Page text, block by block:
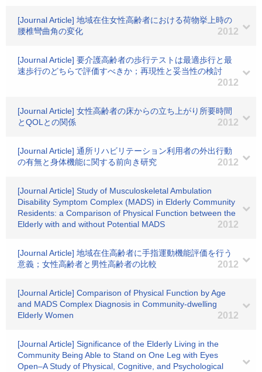
[Journal Article] 地域在住女性高齢者における荷物挙上時の
腰椎彎曲角の変化
2012
[Journal Article] 要介護高齢者の歩行テストは最適歩行と最
速歩行のどちらで評価すべきか；再現性と妥当性の検討
2012
[Journal Article] 女性高齢者の床からの立ち上がり所要時間
とQOLとの関係
2012
[Journal Article] 通所リハビリテーション利用者の外出行動
の有無と身体機能に関する前向き研究
2012
[Journal Article] Study of Musculoskeletal Ambulation
Disability Symptom Complex (MADS) in Elderly Community
Residents: a Comparison of Physical Function between the
Elderly with and without Potential MADS
2012
[Journal Article] 地域在住高齢者に手指運動機能評価を行う
意義；女性高齢者と男性高齢者の比較
2012
[Journal Article] Comparison of Physical Function by Age
and MADS Complex Diagnosis in Community-dwelling
Elderly Women
2012
[Journal Article] Significance of the Elderly Living in the
Community Being Able to Stand on One Leg with Eyes
Open–A Study of Physical, Cognitive, and Psychological